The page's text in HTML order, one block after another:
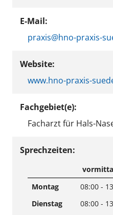
E-Mail:
praxis@hno-praxis-
Website:
www.hno-praxis-
Fachgebiet(e):
Facharzt für Hals-
Sprechzeiten:
Montag
08:00 -
Dienstag
08:00 -